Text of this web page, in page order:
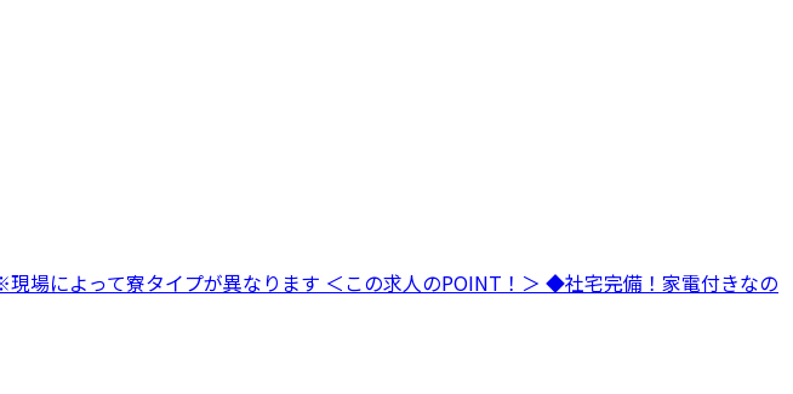
場によって寮タイプが異なります ＜この求人のPOINT！＞ ◆社宅完備！家電付きなの